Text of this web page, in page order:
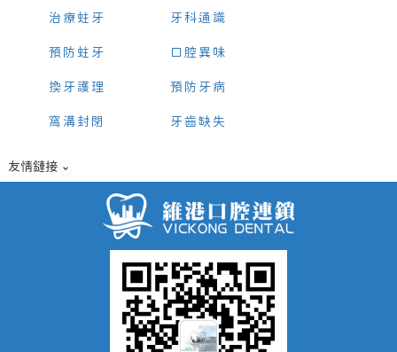
治療蛀牙
預防蛀牙
換牙護理
窩溝封閉
牙科通識
口腔異味
預防牙病
牙齒缺失
友情鏈接